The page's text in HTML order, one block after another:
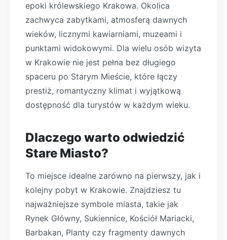
epoki królewskiego Krakowa. Okolica
zachwyca zabytkami, atmosferą dawnych
wieków, licznymi kawiarniami, muzeami i
punktami widokowymi. Dla wielu osób wizyta
w Krakowie nie jest pełna bez długiego
spaceru po Starym Mieście, które łączy
prestiż, romantyczny klimat i wyjątkową
dostępność dla turystów w każdym wieku.
Dlaczego warto odwiedzić
Stare Miasto?
To miejsce idealne zarówno na pierwszy, jak i
kolejny pobyt w Krakowie. Znajdziesz tu
najważniejsze symbole miasta, takie jak
Rynek Główny, Sukiennice, Kościół Mariacki,
Barbakan, Planty czy fragmenty dawnych